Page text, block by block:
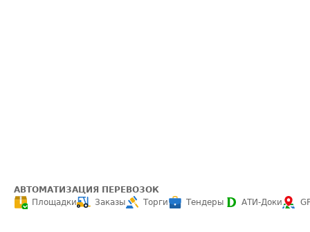
АВТОМАТИЗАЦИЯ ПЕРЕВОЗОК
Площадки
Заказы Торги Тендеры АТИ-Доки